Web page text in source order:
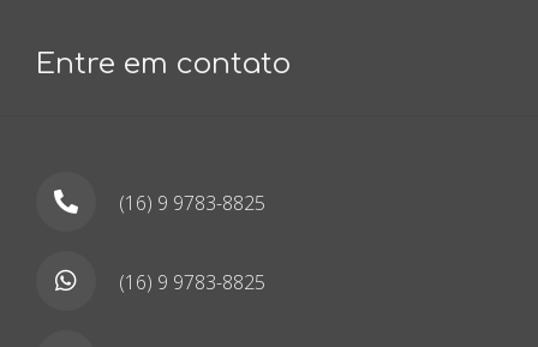
Entre em contato
(16) 9 9783-8825
(16) 9 9783-8825